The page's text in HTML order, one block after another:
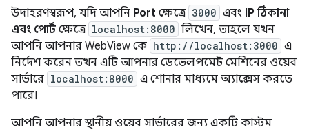
উদাহরণস্বরূপ, যদি আপনি Port ক্ষেত্রে 3000 এবং IP ঠিকানা
এবং পোর্ট ক্ষেত্রে localhost:8000 লিখেন, তাহলে যখন
আপনি আপনার WebView কে http://localhost:3000 এ
নির্দেশ করেন তখন এটি আপনার ডেভেলপমেন্ট মেশিনের ওয়েব
সার্ভারে localhost:8000 এ শোনার মাধ্যমে অ্যাক্সেস করতে
পারে।
আপনি আপনার স্থানীয় ওয়েব সার্ভারের জন্য একটি কাস্টম